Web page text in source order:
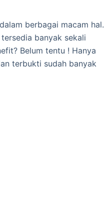
berbagai macam hal.
banyak sekali
Belum tentu ! Hanya
terbukti sudah banyak